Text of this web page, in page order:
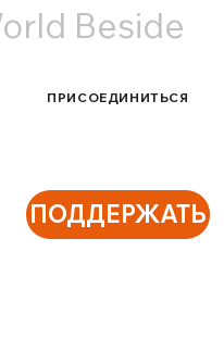
Beside
ПРИСОЕДИНИТЬСЯ
ПОДДЕРЖАТЬ